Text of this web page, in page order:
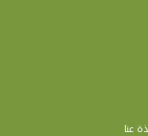
عنا